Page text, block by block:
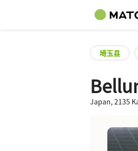
埼玉县
Japan, 2135